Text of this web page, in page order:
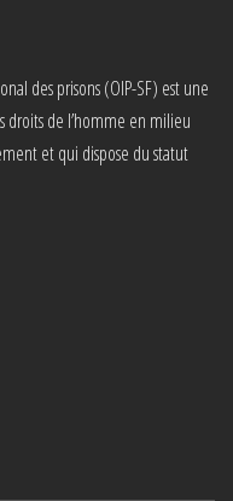
des prisons (OIP-SF) est une
droits de l’homme en milieu
et qui dispose du statut